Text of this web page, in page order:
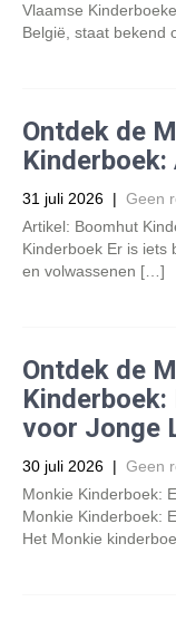
Vlaamse
België, staat bekend
Ontdek de
31 juli 2026 | Geen
Artikel: Boomhut
Kinderboek Er is iets
en volwassenen […]
Ontdek de
Kinderboek:
voor Jonge
30 juli 2026 | Geen
Monkie Kinderboek:
Monkie Kinderboek:
Het Monkie